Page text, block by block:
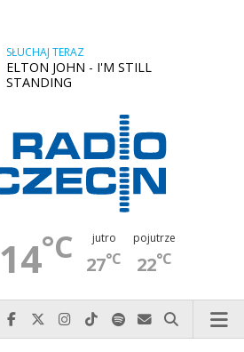
SŁUCHAJ TERAZ
ELTON JOHN - I'M STILL
STANDING
14°C jutro
27°C
pojutrze
22°C
Najlepiej po prostu do nas zadzwoń
Odwiedź nas na Facebook-u
Odwiedź nas na X
Odwiedź nas na Instagram-ie
Odwiedź nas na TikTok-u
Szukaj nas na Spotify
Wyślij do nas
Szukaj